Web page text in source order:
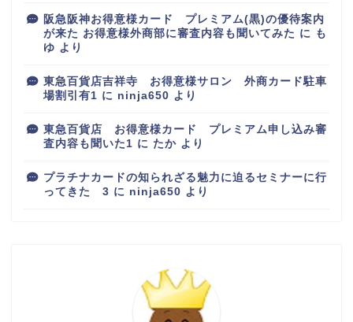
阪急阪神お得意様カード プレミアム(黒)の優待案内
が来た お得意様外商部に審査内容も聞いてみた に も
ゆ より
東急百貨店吉祥寺 お得意様サロン 外商カード駐車
場割引有1 に ninja650 より
東急百貨店 お得意様カード プレミアム申し込み審
査内容も聞いた1 に たか より
プラチナカードの知られざる魅力に迫るセミナーに行
ってきた 3 に ninja650 より